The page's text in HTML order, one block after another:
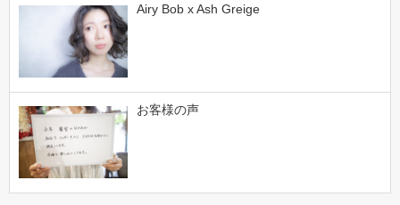
Airy Bob x Ash Greige
お客様の声